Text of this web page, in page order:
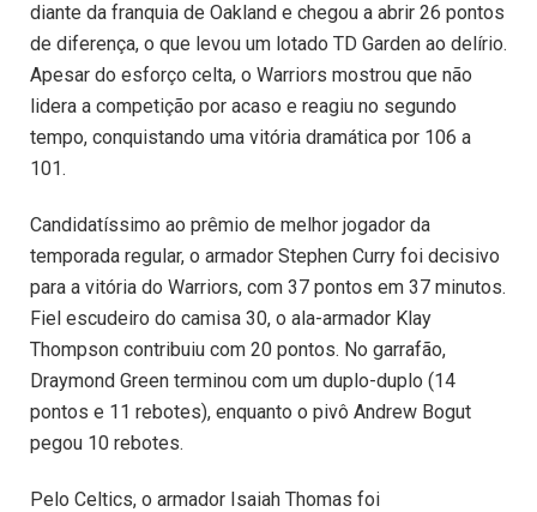
diante da franquia de Oakland e chegou a abrir 26 pontos
de diferença, o que levou um lotado TD Garden ao delírio.
Apesar do esforço celta, o Warriors mostrou que não
lidera a competição por acaso e reagiu no segundo
tempo, conquistando uma vitória dramática por 106 a
101.
Candidatíssimo ao prêmio de melhor jogador da
temporada regular, o armador Stephen Curry foi decisivo
para a vitória do Warriors, com 37 pontos em 37 minutos.
Fiel escudeiro do camisa 30, o ala-armador Klay
Thompson contribuiu com 20 pontos. No garrafão,
Draymond Green terminou com um duplo-duplo (14
pontos e 11 rebotes), enquanto o pivô Andrew Bogut
pegou 10 rebotes.
Pelo Celtics, o armador Isaiah Thomas foi